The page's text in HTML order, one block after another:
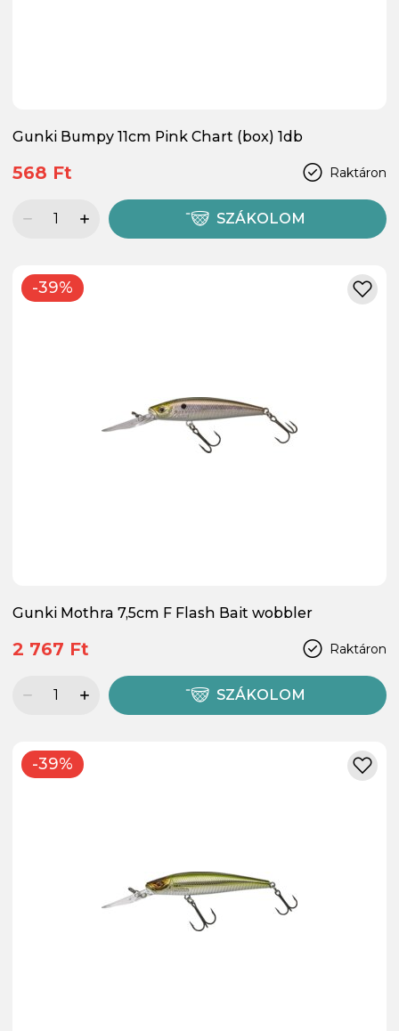
Gunki Bumpy 11cm Pink Chart (box) 1db
Raktáron
568 Ft
SZÁKOLOM
-39%
Gunki Mothra 7,5cm F Flash Bait wobbler
Raktáron
2 767 Ft
SZÁKOLOM
-39%